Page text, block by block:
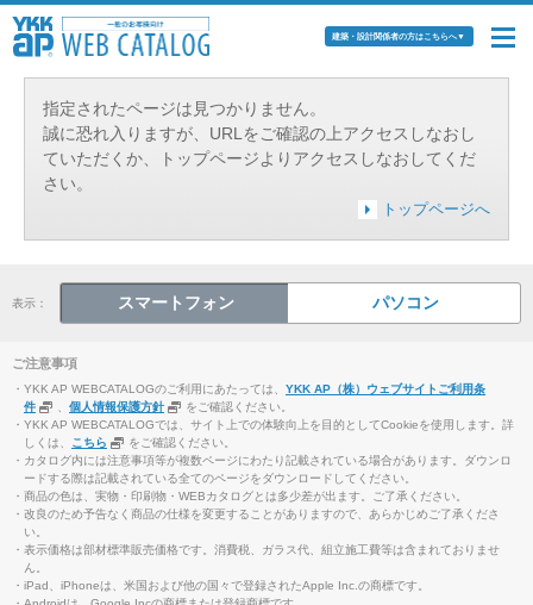
建築・設計関係者の方はこちらへ▼
指定されたページは見つかりません。
誠に恐れ入りますが、URLをご確認の上アクセスしなおし
ていただくか、トップページよりアクセスしなおしてくだ
さい。
トップページへ
表示： スマートフォン パソコン
ご注意事項
・YKK AP WEBCATALOGのご利用にあたっては、 YKK AP（株）ウェブサイトご利用条
件
個人情報保護方針
をご確認ください。
・YKK AP WEBCATALOGでは、サイト上での体験向上を目的としてCookieを使用します。詳
しくは、 こちら
をご確認ください。
・カタログ内には注意事項等が複数ページにわたり記載されている場合があります。ダウンロ
ードする際は記載されている全てのページをダウンロードしてください。
・商品の色は、実物・印刷物・WEBカタログとは多少差が出ます。ご了承ください。
・改良のため予告なく商品の仕様を変更することがありますので、あらかじめご了承くださ
い。
・表示価格は部材標準販売価格です。消費税、ガラス代、組立施工費等は含まれておりませ
ん。
・iPad、iPhoneは、米国および他の国々で登録されたApple Inc.の商標です。